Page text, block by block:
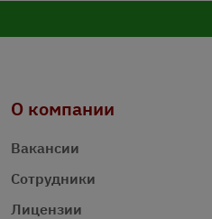
О компании
Вакансии
Сотрудники
Лицензии